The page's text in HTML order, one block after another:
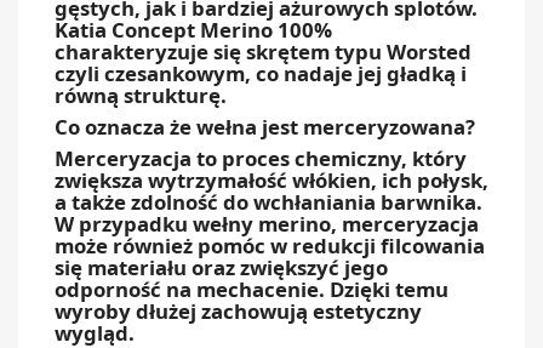
gęstych, jak i bardziej ażurowych splotów.
Katia Concept Merino 100%
charakteryzuje się skrętem typu Worsted
czyli czesankowym, co nadaje jej gładką i
równą strukturę.
Co oznacza że wełna jest merceryzowana?
Merceryzacja to proces chemiczny, który
zwiększa wytrzymałość włókien, ich połysk,
a także zdolność do wchłaniania barwnika.
W przypadku wełny merino, merceryzacja
może również pomóc w redukcji filcowania
się materiału oraz zwiększyć jego
odporność na mechacenie. Dzięki temu
wyroby dłużej zachowują estetyczny
wygląd.